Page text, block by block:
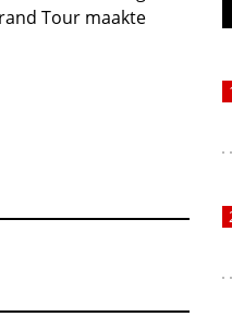
Tour maakte